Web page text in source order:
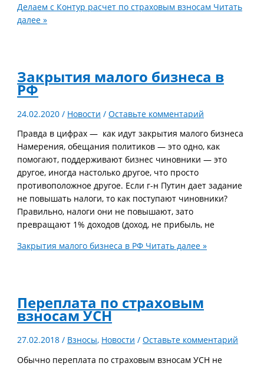
Делаем с Контур расчет по страховым взносам Читать
далее »
Закрытия малого бизнеса в
РФ
24.02.2020/ Новости /Оставьте комментарий
Правда в цифрах — как идут закрытия малого бизнеса
Намерения, обещания политиков — это одно, как
помогают, поддерживают бизнес чиновники — это
другое, иногда настолько другое, что просто
противоположное другое. Если г-н Путин дает задание
не повышать налоги, то как поступают чиновники?
Правильно, налоги они не повышают, зато
превращают 1% доходов (доход, не прибыль, не
Закрытия малого бизнеса в РФ Читать далее »
Переплата по страховым
взносам УСН
27.02.2018/ Взносы, Новости /Оставьте комментарий
Обычно переплата по страховым взносам УСН не